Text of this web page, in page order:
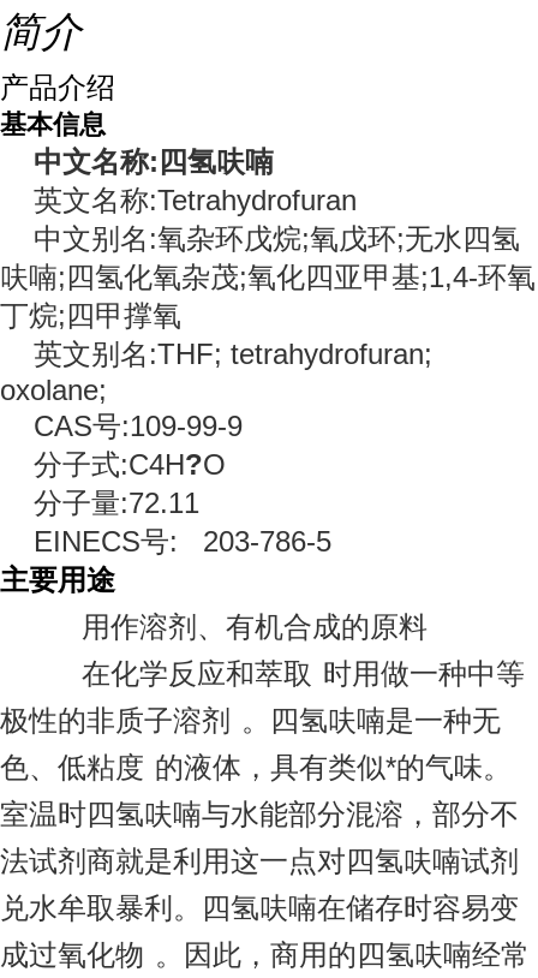
简介
产品介绍
基本信息
中文名称:四氢呋喃
英文名称:Tetrahydrofuran
中文别名:氧杂环戊烷;氧戊环;无水四氢
呋喃;四氢化氧杂茂;氧化四亚甲基;1,4-环氧
丁烷;四甲撑氧
英文别名:THF; tetrahydrofuran;
oxolane;
CAS号:109-99-9
分子式:C4H?O
分子量:72.11
EINECS号: 203-786-5
主要用途
用作溶剂、有机合成的原料
在化学反应和萃取 时用做一种中等
极性的非质子溶剂
。四氢呋喃是一种无
色、低粘度 的液体，具有类似*的气味。
室温时四氢呋喃与水能部分混溶，部分不
法试剂商就是利用这一点对四氢呋喃试剂
兑水牟取暴利。四氢呋喃在储存时容易变
成过氧化物 。因此，商用的四氢呋喃经常